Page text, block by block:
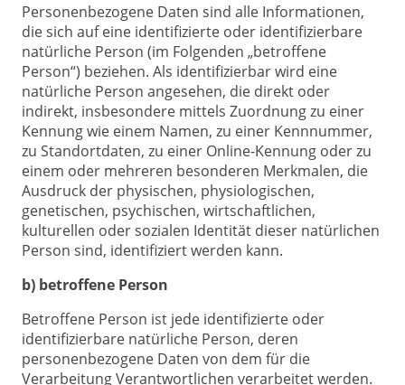
Personenbezogene Daten sind alle Informationen,
die sich auf eine identifizierte oder identifizierbare
natürliche Person (im Folgenden „betroffene
Person“) beziehen. Als identifizierbar wird eine
natürliche Person angesehen, die direkt oder
indirekt, insbesondere mittels Zuordnung zu einer
Kennung wie einem Namen, zu einer Kennnummer,
zu Standortdaten, zu einer Online-Kennung oder zu
einem oder mehreren besonderen Merkmalen, die
Ausdruck der physischen, physiologischen,
genetischen, psychischen, wirtschaftlichen,
kulturellen oder sozialen Identität dieser natürlichen
Person sind, identifiziert werden kann.
b) betroffene Person
Betroffene Person ist jede identifizierte oder
identifizierbare natürliche Person, deren
personenbezogene Daten von dem für die
Verarbeitung Verantwortlichen verarbeitet werden.